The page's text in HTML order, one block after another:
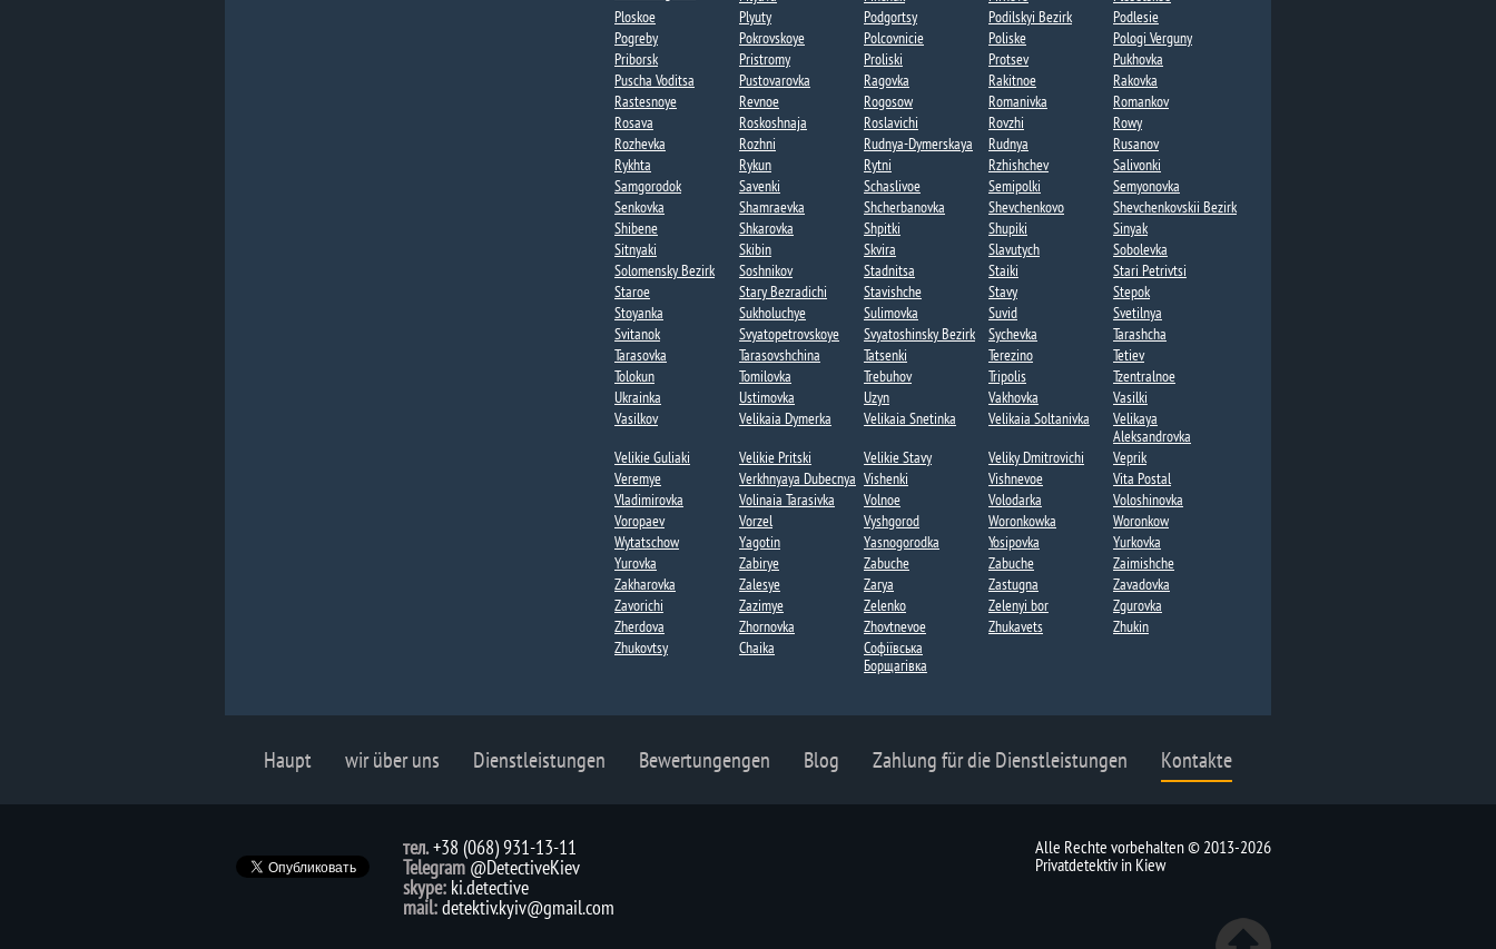
Ploskoe
Plyuty Podgortsy Podilskyi Bezirk
Podlesie​
Pogreby​
Pokrovskoye​ Polcovnicie Poliske
Pologi Verguny
Priborsk
Pristromy Proliski​ Protsev​
Pukhovka​
Puscha Voditsa​
Pustovarovka Ragovka Rakitnoe
Rakovka​
Rastesnoye
Revnoe Rogosow Romanivka
Romankov​
Rosava
Roskoshnaja Roslavichi Rovzhi​
Rowy
Rozhevka​
Rozhni​ Rudnya-Dymerskaya​ Rudnya​
Rusanov​
Rykhta​
Rykun Rytni​ Rzhishchev​
Salivonki
Samgorodok
Savenki​ Schaslivoe Semipolki​​
Semyonovka
Senkovka​
Shamraevka Shcherbanovka Shevchenkovo​
Shevchenkovskii Bezirk
Shibene
Shkarovka Shpitki​ Shupiki
Sinyak
Sitnyaki
Skibin​ Skvira Slavutych
Sobolevka
Solomensky Bezirk
Soshnikov​ Stadnitsa Staiki
Stari Petrivtsi
Staroe​
Stary Bezradichi Stavishche Stavy
Stepok​
Stoyanka​
Sukholuchye​ Sulimovka​ Suvid​
Svetilnya​
Svitanok
Svyatopetrovskoye​ Svyatoshinsky Bezirk Sychevka
Tarashcha
Tarasovka​
Tarasovshchina Tatsenki​ Terezino
Tetiev
Tolokun​
Tomilovka Trebuhov Tripolis​
Tzentralnoe
Ukrainka
Ustimovka Uzyn Vakhovka
Vasilki
Vasilkov
Velikaia Dymerka Velikaia Snetinka Velikaia Soltanivka
Velikaya
Aleksandrovka
Velikie Guliaki
Velikie Pritski Velikie Stavy Veliky Dmitrovichi​
Veprik
Veremye
Verkhnyaya Dubecnya Vishenki​ Vishnevoe
Vita Postal​
Vladimirovka
Volinaia Tarasivka Volnoe​ Volodarka
Voloshinovka
Voropaev​
Vorzel​ Vyshgorod Woronkowka​
Woronkow​
Wytatschow​
Yagotin Yasnogorodka​ Yosipovka
Yurkovka
Yurovka​
Zabirye​ Zabuche Zabuche
Zaimishche
Zakharovka​
Zalesye Zarya Zastugna
Zavadovka
Zavorichi
Zazimye Zelenko Zelenyi bor
Zgurovka
Zherdova​
Zhornovka​ Zhovtnevoe Zhukavets
Zhukin​
Zhukovtsy
Сhaika
Софіївська
Борщагівка​
Haupt wir über uns Dienstleistungen Bewertungengen Blog Zahlung für die Dienstleistungen Kontakte
Alle Rechte vorbehalten © 2013-2026
Privatdetektiv in Kiew
тел.+38 (068) 931-13-11
Telegram @DetectiveKiev
skype: ki.detective
mail:detektiv.kyiv@gmail.com